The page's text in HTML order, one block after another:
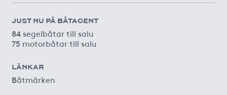
JUST NU PÅ BÅTAGENT
84 segelbåtar till salu
75 motorbåtar till salu
LÄNKAR
Båtmärken